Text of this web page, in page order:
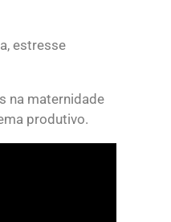
estresse
na maternidade
produtivo.